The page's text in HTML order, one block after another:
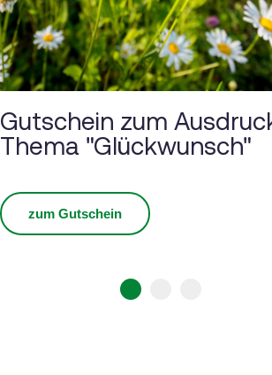
Gutschein zum
Thema "Glückwunsch"
zum Gutschein